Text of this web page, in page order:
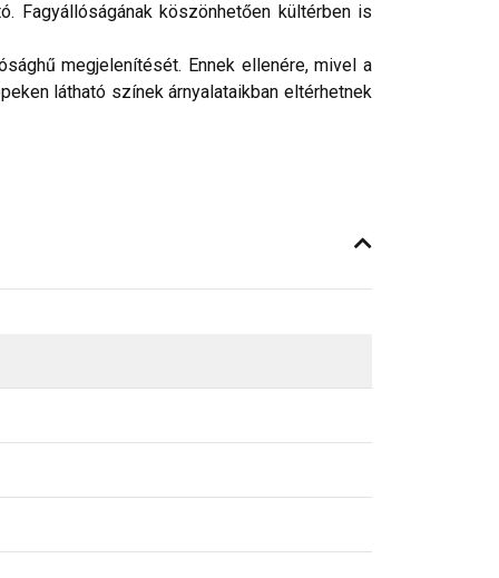
Fagyállóságának köszönhetően kültérben is
megjelenítését. Ennek ellenére, mivel a
látható színek árnyalataikban eltérhetnek